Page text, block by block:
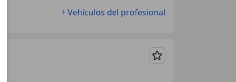
+ Vehículos del profesional
Guardar